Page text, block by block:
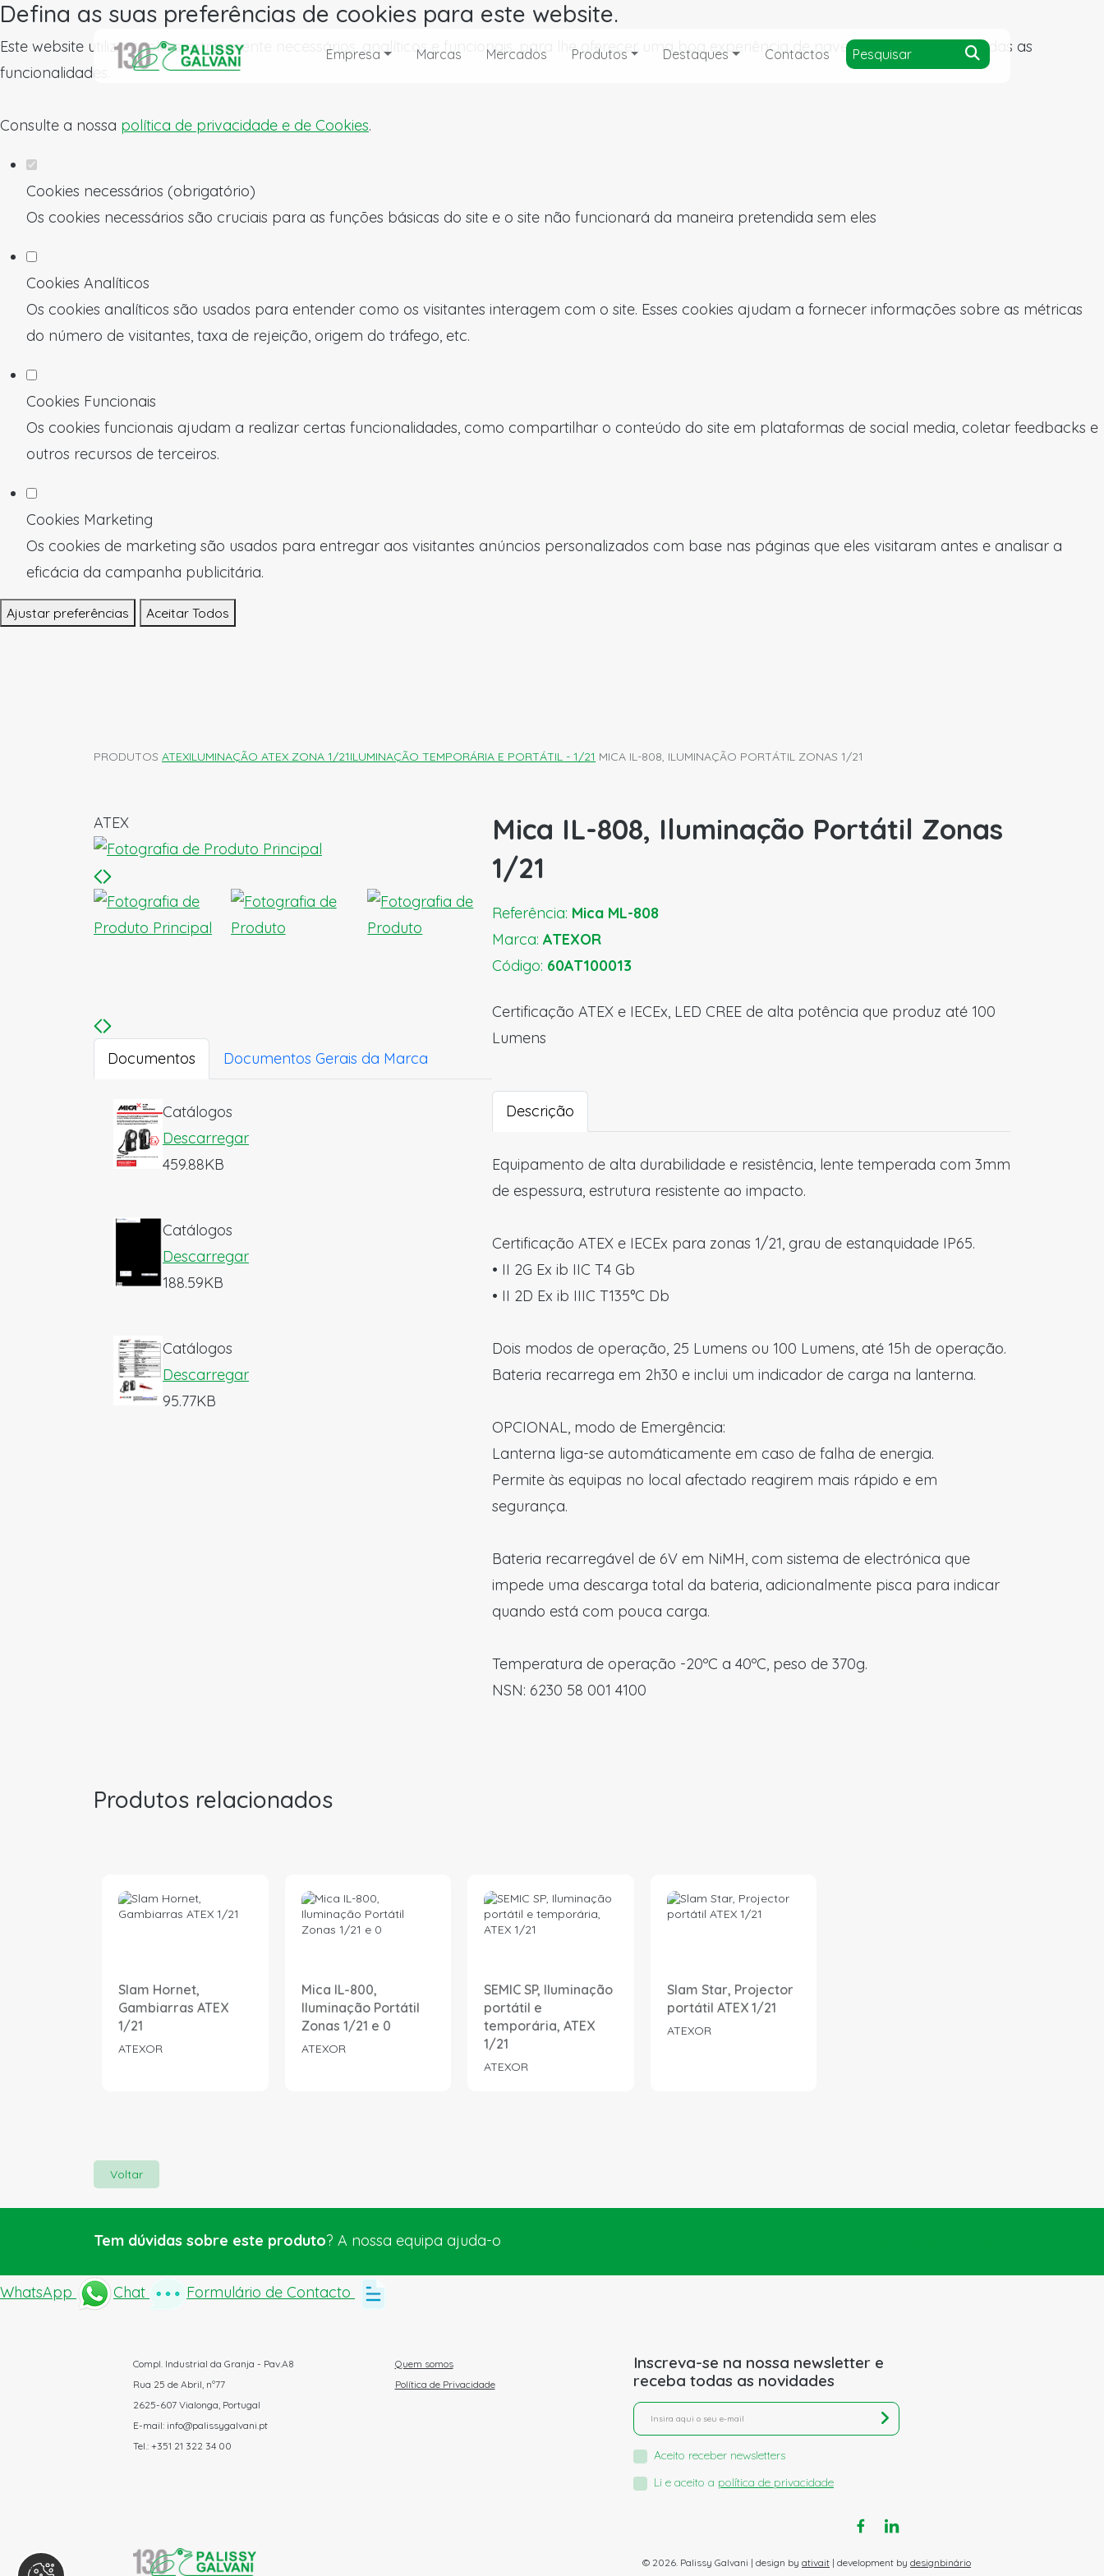
Defina as suas preferências de cookies para este website.
Este website utiliza cookies estritamente necessários, analíticos e funcionais, para lhe oferecer uma boa experiência de navegação e acesso a todas as
funcionalidades.
Consulte a nossa política de privacidade e de Cookies.
Cookies necessários (obrigatório)
Os cookies necessários são cruciais para as funções básicas do site e o site não funcionará da maneira pretendida sem eles
Cookies Analíticos
Os cookies analíticos são usados para entender como os visitantes interagem com o site. Esses cookies ajudam a fornecer informações sobre as métricas
do número de visitantes, taxa de rejeição, origem do tráfego, etc.
Cookies Funcionais
Os cookies funcionais ajudam a realizar certas funcionalidades, como compartilhar o conteúdo do site em plataformas de social media, coletar feedbacks e
outros recursos de terceiros.
Cookies Marketing
Os cookies de marketing são usados para entregar aos visitantes anúncios personalizados com base nas páginas que eles visitaram antes e analisar a
eficácia da campanha publicitária.
Ajustar preferências Aceitar Todos
Empresa Marcas Mercados Produtos Destaques Contactos
PRODUTOS ATEXILUMINAÇÃO ATEX ZONA 1/21ILUMINAÇÃO TEMPORÁRIA E PORTÁTIL - 1/21 MICA IL-808, ILUMINAÇÃO PORTÁTIL ZONAS 1/21
ATEX
Documentos Documentos Gerais da Marca
Catálogos
Descarregar
459.88KB
Catálogos
Descarregar
188.59KB
Catálogos
Descarregar
95.77KB
Mica IL-808, Iluminação Portátil Zonas
1/21
Referência: Mica ML-808
Marca: ATEXOR
Código: 60AT100013
Certificação ATEX e IECEx, LED CREE de alta potência que produz até 100
Lumens
Descrição
Equipamento de alta durabilidade e resistência, lente temperada com 3mm
de espessura, estrutura resistente ao impacto.
Certificação ATEX e IECEx para zonas 1/21, grau de estanquidade IP65.
• II 2G Ex ib IIC T4 Gb
• II 2D Ex ib IIIC T135°C Db
Dois modos de operação, 25 Lumens ou 100 Lumens, até 15h de operação.
Bateria recarrega em 2h30 e inclui um indicador de carga na lanterna.
OPCIONAL, modo de Emergência:
Lanterna liga-se automáticamente em caso de falha de energia.
Permite às equipas no local afectado reagirem mais rápido e em
segurança.
Bateria recarregável de 6V em NiMH, com sistema de electrónica que
impede uma descarga total da bateria, adicionalmente pisca para indicar
quando está com pouca carga.
Temperatura de operação -20ºC a 40ºC, peso de 370g.
NSN: 6230 58 001 4100
Produtos relacionados
Slam Hornet,
Gambiarras ATEX
1/21
ATEXOR
Mica IL-800,
Iluminação Portátil
Zonas 1/21 e 0
ATEXOR
SEMIC SP, Iluminação
portátil e
temporária, ATEX
1/21
ATEXOR
Slam Star, Projector
portátil ATEX 1/21
ATEXOR
Voltar
Tem dúvidas sobre este produto? A nossa equipa ajuda-o
WhatsApp Chat Formulário de Contacto
Compl. Industrial da Granja - Pav.A8
Rua 25 de Abril, nº77
2625-607 Vialonga, Portugal
E-mail: info@palissygalvani.pt
Tel.: +351 21 322 34 00
Quem somos
Política de Privacidade
Inscreva-se na nossa newsletter e
receba todas as novidades
Aceito receber newsletters
Li e aceito a política de privacidade
© 2026. Palissy Galvani | design by ativait | development by designbinário